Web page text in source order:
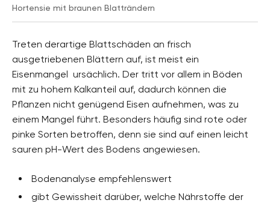
Hortensie mit braunen Blatträndern
Treten derartige Blattschäden an frisch
ausgetriebenen Blättern auf, ist meist ein
Eisenmangel ursächlich. Der tritt vor allem in Böden
mit zu hohem Kalkanteil auf, dadurch können die
Pflanzen nicht genügend Eisen aufnehmen, was zu
einem Mangel führt. Besonders häufig sind rote oder
pinke Sorten betroffen, denn sie sind auf einen leicht
sauren pH-Wert des Bodens angewiesen.
Bodenanalyse empfehlenswert
gibt Gewissheit darüber, welche Nährstoffe der